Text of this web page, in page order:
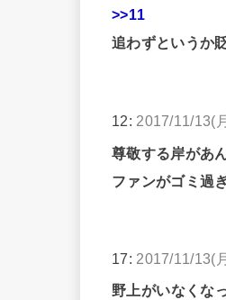
>>11
追わずというか
12: 2017/11/13(
尊敬する岸があ
ファンがゴミ過
17: 2017/11/13(
野上がいなくな